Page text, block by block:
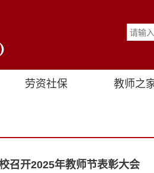
劳资社保 教师之
召开2025年教师节表彰大会